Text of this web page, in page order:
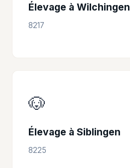
Élevage à Wilchingen
8217
🐶
Élevage à Siblingen
8225